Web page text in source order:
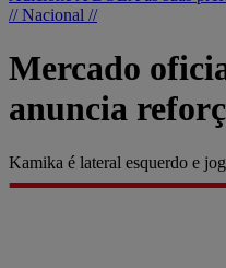
// Nacional //
Mercado
anuncia
Kamika é lateral esquerdo e